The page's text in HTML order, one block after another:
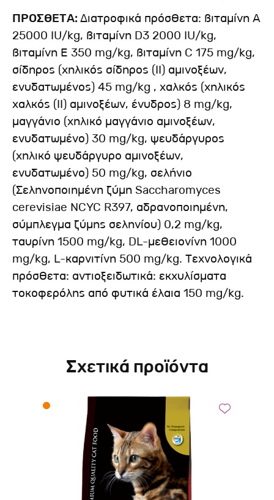
ΠΡΟΣΘΕΤΑ: Διατροφικά πρόσθετα: βιταμίνη Α
25000 IU/kg, βιταμίνη D3 2000 IU/kg,
βιταμίνη Ε 350 mg/kg, βιταμίνη C 175 mg/kg,
σίδηρος (χηλικός σίδηρος (II) αμινοξέων,
ενυδατωμένος) 45 mg/kg , χαλκός (χηλικός
χαλκός (II) αμινοξέων, ένυδρος) 8 mg/kg,
μαγγάνιο (χηλικό μαγγάνιο αμινοξέων,
ενυδατωμένο) 30 mg/kg, ψευδάργυρος
(χηλικό ψευδάργυρο αμινοξέων,
ενυδατωμένο) 50 mg/kg, σελήνιο
(Σεληνοποιημένη ζύμη Saccharomyces
cerevisiae NCYC R397, αδρανοποιημένη,
σύμπλεγμα ζύμης σεληνίου) 0,2 mg/kg,
ταυρίνη 1500 mg/kg, DL-μεθειονίνη 1000
mg/kg, L-καρνιτίνη 500 mg/kg. Τεχνολογικά
πρόσθετα: αντιοξειδωτικά: εκχυλίσματα
τοκοφερόλης από φυτικά έλαια 150 mg/kg.
Σχετικά προϊόντα